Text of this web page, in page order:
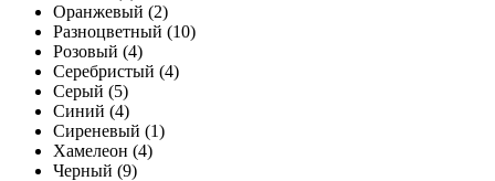
Оранжевый (2)
Разноцветный (10)
Розовый (4)
Серебристый (4)
Серый (5)
Синий (4)
Сиреневый (1)
Хамелеон (4)
Черный (9)